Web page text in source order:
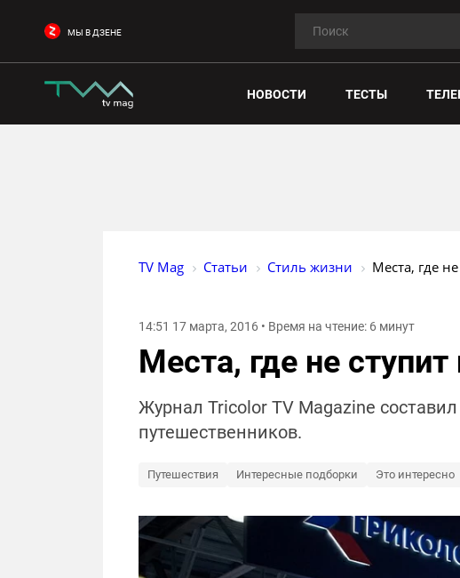
МЫ В ДЗЕНЕ
НОВОСТИ ТЕСТЫ
TV Mag Статьи Стиль жизни Места, где
14:51 17 марта, 2016 • Время на чтение: 6 минут
Места, где не ступит
Журнал Tricolor TV Magazine
путешественников.
Путешествия Интересные подборки Это интересно